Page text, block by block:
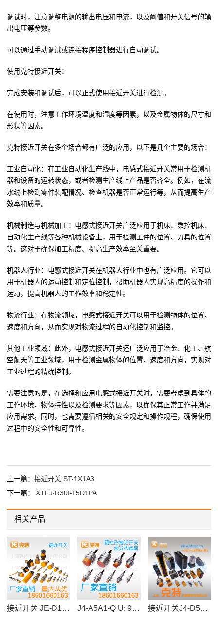
调试时，注意调整电源的输出电压和电流，以及阈值和开关信号的输
出电压等参数。
可以通过手动调试或连接程序控制器进行自动调试。
使用克特接近开关：
完成安装和调试后，可以正式使用接近开关进行检测。
在使用时，注意工作环境温度和湿度等因素，以及金属物体的尺寸和
形状等因素。
克特接近开关在多个场合都有广泛的应用，以下是几个主要的场合：
工业自动化：在工业自动化生产线中，电感式接近开关常用于检测机
器和设备的运转状态，或者检测生产线上产品是否齐全。例如，在流
水线上检测零件装配情况、检查机器是否正常运行等，从而提高生产
效率和质量。
机械制造与机械加工：电感式接近开关广泛应用于机床、数控机床、
自动化生产线等各种机械设备上，用于检测工件的位置、刀具的位置
等。这对于确保加工精度、提高生产效率至关重要。
机器人行业：电感式接近开关在机器人行业中也有广泛应用。它可以
用于机器人的运动控制和定位控制，帮助机器人实现高精度的操作和
运动，提高机器人的工作效率和稳定性。
物流行业：在物流领域，电感式接近开关可以用于检测物体的位置、
速度和方向，从而实现对物流过程的自动化控制和监控。
其他工业领域：此外，电感式接近开关还广泛应用于冶金、化工、航
空航天等工业领域，用于检测金属物体的位置、速度和方向，实现对
工业过程的精确控制。
需要注意的是，在选择和应用电感式接近开关时，需要考虑到具体的
工作环境、物体特性以及检测要求等因素，以确保其正常工作并满足
应用需求。同时，也需要遵循相关的安全规定和操作规程，确保使用
过程中的安全性和可靠性。
上一篇： 接近开关 ST-1X1A3
下一篇： XTFJ-R30I-15D1PA
相关产品
接近开关 JE-D15SG J4-A5A1-Q U: 90-250VAC:I:300mA Sn:5mm 接近开关J4-D5B1-QB